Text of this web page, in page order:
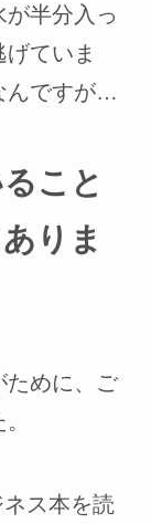
半分入っ
ていま
んですが…
こと
りま
ために、ご
ス本を読